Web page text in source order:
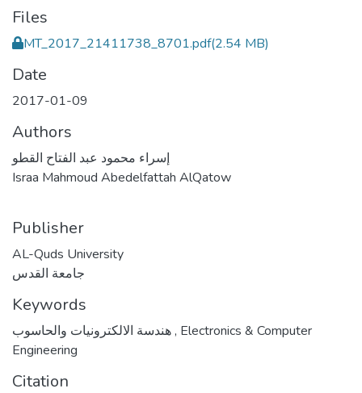
Files
MT_2017_21411738_8701.pdf(2.54 MB)
Date
2017-01-09
Authors
إسراء محمود عبد الفتاح القطو
Israa Mahmoud Abedelfattah AlQatow
Publisher
AL-Quds University
جامعة القدس
Keywords
, Electronics & Computer
Engineering
Citation